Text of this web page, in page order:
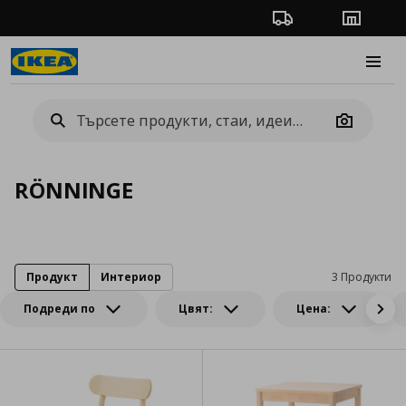
Проследяване на
Camera
RÖNNINGE
Подреди по Цвят: Цена:
3 Продукти
Продукт Интериор